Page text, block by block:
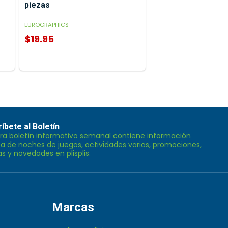
piezas
EUROGRAPHICS
$19.95
al Boletín
boletín informativo semanal contiene información
de noches de juegos, actividades varias, promociones,
y novedades en plisplis.
Marcas